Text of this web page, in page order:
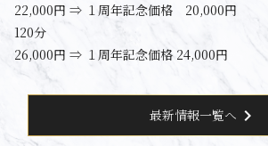
22,000円 ⇒ １周年記念価格 20,000円
120分
26,000円 ⇒ １周年記念価格 24,000円
最新情報一覧へ chevron_right